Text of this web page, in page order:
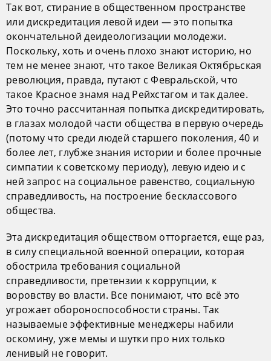
Так вот, стирание в общественном пространстве
или дискредитация левой идеи — это попытка
окончательной деидеологизации молодежи.
Поскольку, хоть и очень плохо знают историю, но
тем не менее знают, что такое Великая Октябрьская
революция, правда, путают с Февральской, что
такое Красное знамя над Рейхстагом и так далее.
Это точно рассчитанная попытка дискредитировать,
в глазах молодой части общества в первую очередь
(потому что среди людей старшего поколения, 40 и
более лет, глубже знания истории и более прочные
симпатии к советскому периоду), левую идею и с
ней запрос на социальное равенство, социальную
справедливость, на построение бесклассового
общества.
Эта дискредитация обществом отторгается, еще раз,
в силу специальной военной операции, которая
обострила требования социальной
справедливости, претензии к коррупции, к
воровству во власти. Все понимают, что всё это
угрожает обороноспособности страны. Так
называемые эффективные менеджеры набили
оскомину, уже мемы и шутки про них только
ленивый не говорит.